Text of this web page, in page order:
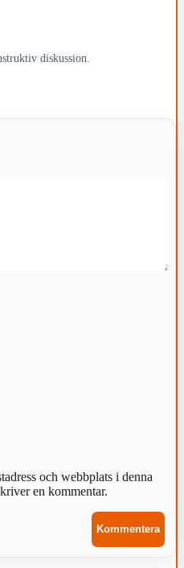
diskussion.
och webbplats i denna
en kommentar.